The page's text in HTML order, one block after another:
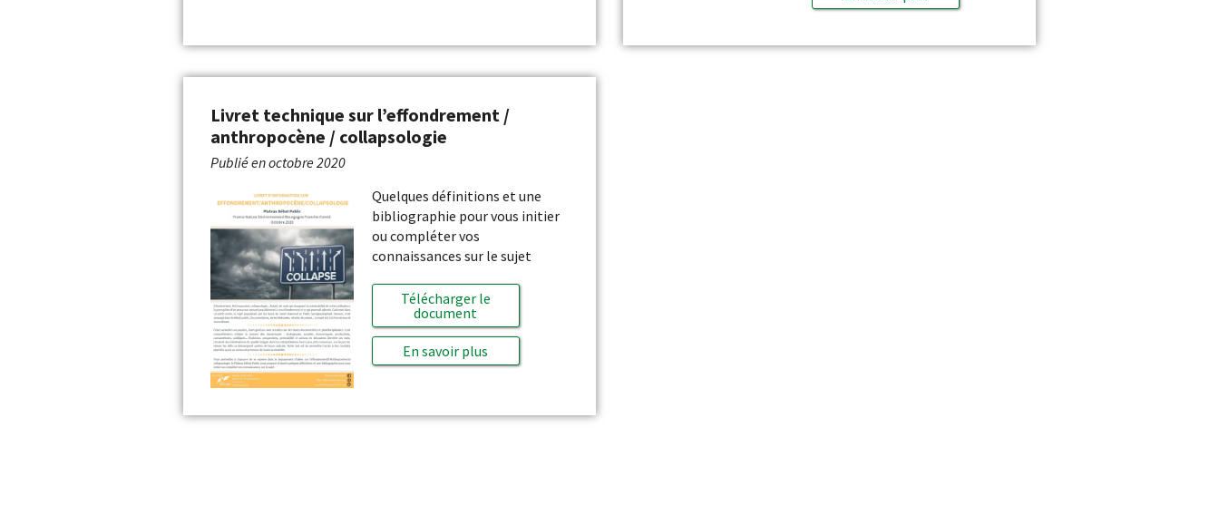
Livret technique sur l’effondrement /
anthropocène / collapsologie
Publié enoctobre 2020
Quelques définitions et une
bibliographie pour vous initier
ou compléter vos
connaissances sur le sujet
Télécharger le
document
En savoir plus